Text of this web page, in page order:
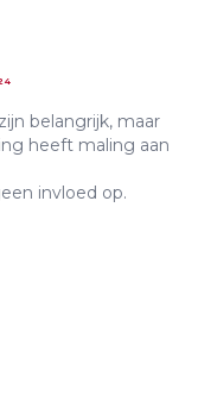
belangrijk, maar
heeft maling aan
invloed op.